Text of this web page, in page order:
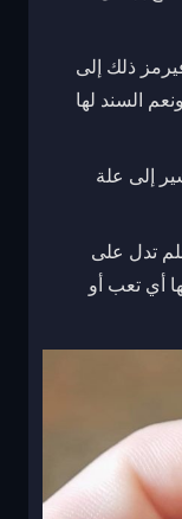
ذلك إلى
السند لها
إلى علة
تدل على
أي تعب أو